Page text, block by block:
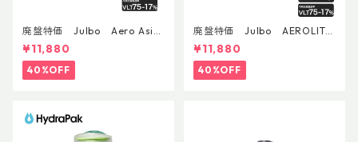
廃盤特価 Julbo Aero Asia
nFit
¥11,880
40%OFF
廃盤特価 Julbo AEROLITE
AsianFit
¥11,880
40%OFF